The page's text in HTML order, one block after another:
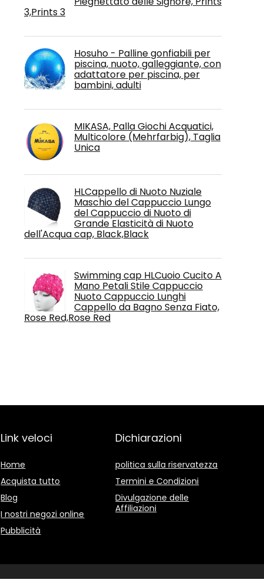
3,Prints 3
Hosuho - Palline gonfiabili per
piscina, nuoto, galleggiante, con
adattatore per piscina, per
bambini, adulti
MIKASA, Palla Giochi Acquatici,
Multicolore (Mehrfarbig), Taglia
Unica
HLCappello di Nuoto Nuziale
Maschio del Cappuccio Lungo
del Cappuccio di Nuoto di
Grande Elasticità di Nuoto
dell'Acqua cap, Black,Black
Swimming cap HLCuoio Cucito A
Mano Petali Stile Cappuccio
Nuoto Cappuccio Lunghi
Cappello da Bagno Senza Fiato,
Rose Red,Rose Red
Link veloci
Home
Acquista tutto
Blog
I nostri negozi online
Pubblicità
Dichiarazioni
politica sulla riservatezza
Termini e Condizioni
Divulgazione delle
Affiliazioni